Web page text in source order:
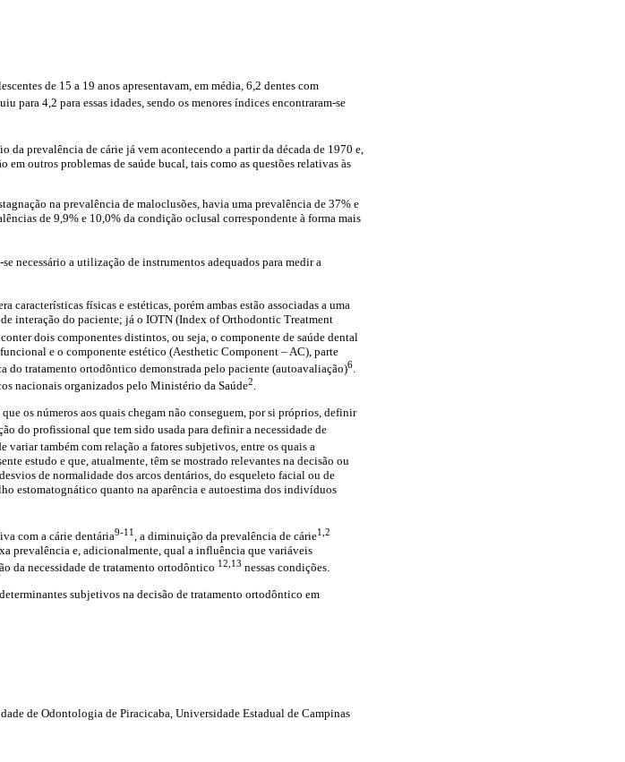
de 15 a 19 anos apresentavam, em média, 6,2 dentes com
para 4,2 para essas idades, sendo os menores índices encontraram-se
da prevalência de cárie já vem acontecendo a partir da década de 1970 e,
em outros problemas de saúde bucal, tais como as questões relativas às
na prevalência de maloclusões, havia uma prevalência de 37% e
de 9,9% e 10,0% da condição oclusal correspondente à forma mais
necessário a utilização de instrumentos adequados para medir a
características físicas e estéticas, porém ambas estão associadas a uma
interação do paciente; já o IOTN (Index of Orthodontic Treatment
dois componentes distintos, ou seja, o componente de saúde dental
e o componente estético (Aesthetic Component – AC), parte
do tratamento ortodôntico demonstrada pelo paciente (autoavaliação)6.
nacionais organizados pelo Ministério da Saúde2.
os números aos quais chegam não conseguem, por si próprios, definir
do profissional que tem sido usada para definir a necessidade de
variar também com relação a fatores subjetivos, entre os quais a
estudo e que, atualmente, têm se mostrado relevantes na decisão ou
de normalidade dos arcos dentários, do esqueleto facial ou de
estomatognático quanto na aparência e autoestima dos indivíduos
com a cárie dentária9-11, a diminuição da prevalência de cárie1,2
prevalência e, adicionalmente, qual a influência que variáveis
da necessidade de tratamento ortodôntico 12,13 nessas condições.
subjetivos na decisão de tratamento ortodôntico em
de Odontologia de Piracicaba, Universidade Estadual de Campinas